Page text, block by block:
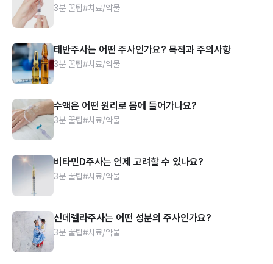
3분 꿀팁#치료/약물
태반주사는 어떤 주사인가요? 목적과 주의사항
3분 꿀팁#치료/약물
수액은 어떤 원리로 몸에 들어가나요?
3분 꿀팁#치료/약물
비타민D주사는 언제 고려할 수 있나요?
3분 꿀팁#치료/약물
신데렐라주사는 어떤 성분의 주사인가요?
3분 꿀팁#치료/약물